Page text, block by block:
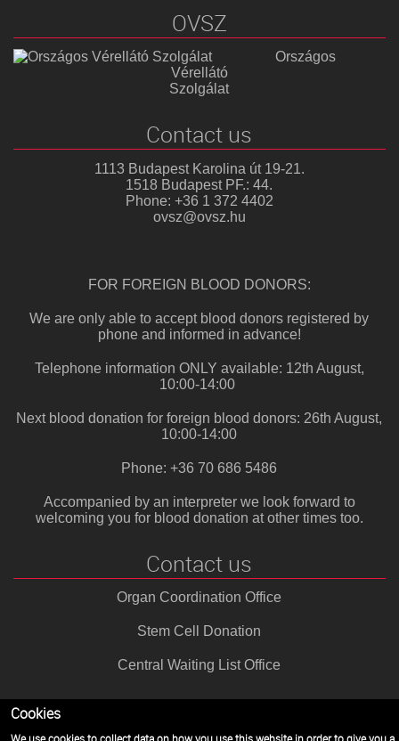
OVSZ
Országos
Vérellátó
Szolgálat
Contact us
1113 Budapest Karolina út 19-21.
1518 Budapest PF.: 44.
Phone: +36 1 372 4402
ovsz@ovsz.hu
FOR FOREIGN BLOOD DONORS:
We are only able to accept blood donors registered by
phone and informed in advance!
Telephone information ONLY available: 12th August,
10:00-14:00
Next blood donation for foreign blood donors: 26th August,
10:00-14:00
Phone: +36 70 686 5486
Accompanied by an interpreter we look forward to
welcoming you for blood donation at other times too.
Contact us
Organ Coordination Office
Stem Cell Donation
Central Waiting List Office
© 2011 Országos Vérellátó Szolgálat
Cookies